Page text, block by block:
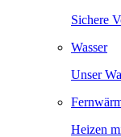
Sichere
Wasser
Unser
Heizen